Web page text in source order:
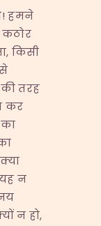
हमने
कठोर
किसी
तरह
कर
यह न
न हो,